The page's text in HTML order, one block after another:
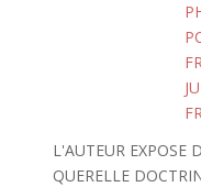
L'AUTEUR EXPOSE
QUERELLE